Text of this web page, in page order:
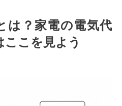
は？家電の電気代
こを見よう